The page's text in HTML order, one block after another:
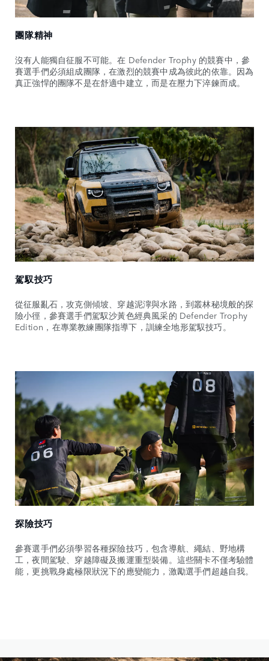
團隊精神
沒有人能獨自征服不可能。在 Defender Trophy 的競賽中，參
賽選手們必須組成團隊，在激烈的競賽中成為彼此的依靠。因為
真正強悍的團隊不是在舒適中建立，而是在壓力下淬鍊而成。
駕馭技巧
從征服亂石，攻克側傾坡、穿越泥濘與水路，到叢林秘境般的探
險小徑，參賽選手們駕馭沙黃色經典風采的 Defender Trophy
Edition，在專業教練團隊指導下，訓練全地形駕馭技巧。
探險技巧
參賽選手們必須學習各種探險技巧，包含導航、繩結、野地構
工，夜間駕駛、穿越障礙及搬運重型裝備。這些關卡不僅考驗體
能，更挑戰身處極限狀況下的應變能力，激勵選手們超越自我。